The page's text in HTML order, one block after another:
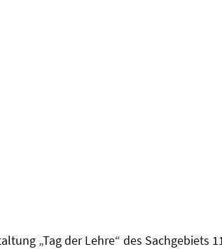
„Tag der Lehre“ des Sachgebiets